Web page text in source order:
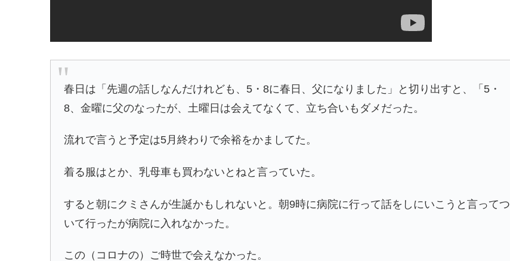
春日は「先週の話しなんだけれども、5・8に春日、父になりました」と切り出すと、「5・
8、金曜に父のなったが、土曜日は会えてなくて、立ち合いもダメだった。
流れで言うと予定は5月終わりで余裕をかましてた。
着る服はとか、乳母車も買わないとねと言っていた。
すると朝にクミさんが生誕かもしれないと。朝9時に病院に行って話をしにいこうと言ってつ
いて行ったが病院に入れなかった。
この（コロナの）ご時世で会えなかった。